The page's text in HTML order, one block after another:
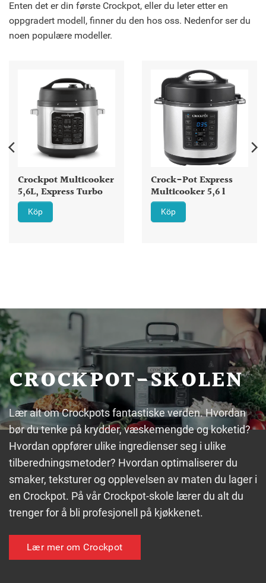
Enten det er din første Crockpot, eller du leter etter en
oppgradert modell, finner du den hos oss. Nedenfor ser du
noen populære modeller.
Crockpot Multicooker
5,6L, Express Turbo
Köp
Crock-Pot Express
Multicooker 5,6 l
Köp
CROCKPOT-SKOLEN
Lær alt om Crockpots fantastiske verden. Hvordan
bør du tenke på krydder, væskemengde og koketid?
Hvordan oppfører ulike ingredienser seg i ulike
tilberedningsmetoder? Hvordan optimaliserer du
smaker, teksturer og opplevelsen av maten du lager i
en Crockpot. På vår Crockpot-skole lærer du alt du
trenger for å bli profesjonell på kjøkkenet.
Lær mer om Crockpot